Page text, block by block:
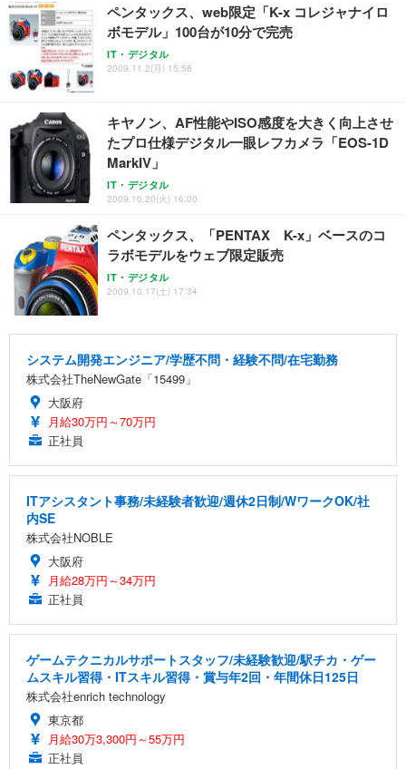
ペンタックス、web限定「K-x コレジャナイロ
ボモデル」100台が10分で完売
IT・デジタル
2009.11.2(月) 15:56
キヤノン、AF性能やISO感度を大きく向上させ
たプロ仕様デジタル一眼レフカメラ「EOS-1D
MarkIV」
IT・デジタル
2009.10.20(火) 16:00
ペンタックス、「PENTAX K-x」ベースのコ
ラボモデルをウェブ限定販売
IT・デジタル
2009.10.17(土) 17:34
システム開発エンジニア/学歴不問・経験不問/在宅勤務
株式会社TheNewGate「15499」
大阪府
月給30万円～70万円
正社員
ITアシスタント事務/未経験者歓迎/週休2日制/WワークOK/社
内SE
株式会社NOBLE
大阪府
月給28万円～34万円
正社員
ゲームテクニカルサポートスタッフ/未経験歓迎/駅チカ・ゲー
ムスキル習得・ITスキル習得・賞与年2回・年間休日125日
株式会社enrich technology
東京都
月給30万3,300円～55万円
正社員